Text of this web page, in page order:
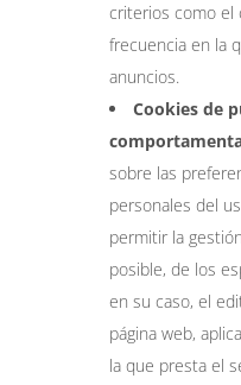
criterios como el
frecuencia en la
anuncios.
Cookies de
sobre las
personales del
permitir la
posible, de los
en su caso, el
página web,
la que presta el